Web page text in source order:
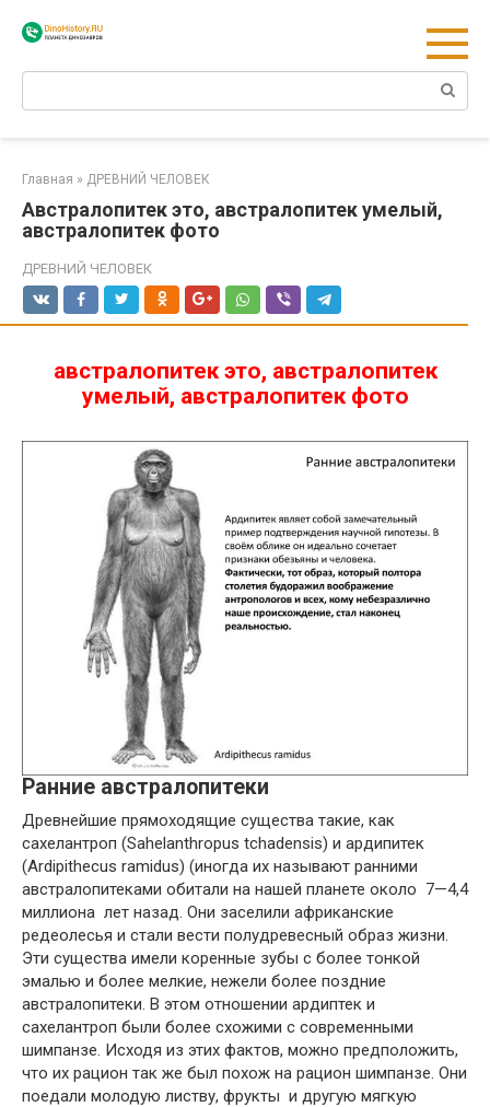
Главная » ДРЕВНИЙ ЧЕЛОВЕК
Австралопитек это, австралопитек умелый,
австралопитек фото
ДРЕВНИЙ ЧЕЛОВЕК
австралопитек это, австралопитек
умелый, австралопитек фото
Ранние австралопитеки
Древнейшие прямоходящие существа такие, как
сахелантроп (Sahelanthropus tchadensis) и ардипитек
(Ardipithecus ramidus) (иногда их называют ранними
австралопитеками обитали на нашей планете около 7—4,4
миллиона лет назад. Они заселили африканские
редеолесья и стали вести полудревесный образ жизни.
Эти существа имели коренные зубы с более тонкой
эмалью и более мелкие, нежели более поздние
австралопитеки. В этом отношении ардиптек и
сахелантроп были более схожими с современными
шимпанзе. Исходя из этих фактов, можно предположить,
что их рацион так же был похож на рацион шимпанзе. Они
поедали молодую листву, фрукты и другую мягкую